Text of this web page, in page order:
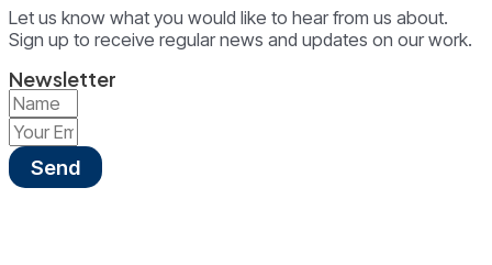
Let us know what you would like to hear from us about.
Sign up to receive regular news and updates on our work.
Newsletter
Send